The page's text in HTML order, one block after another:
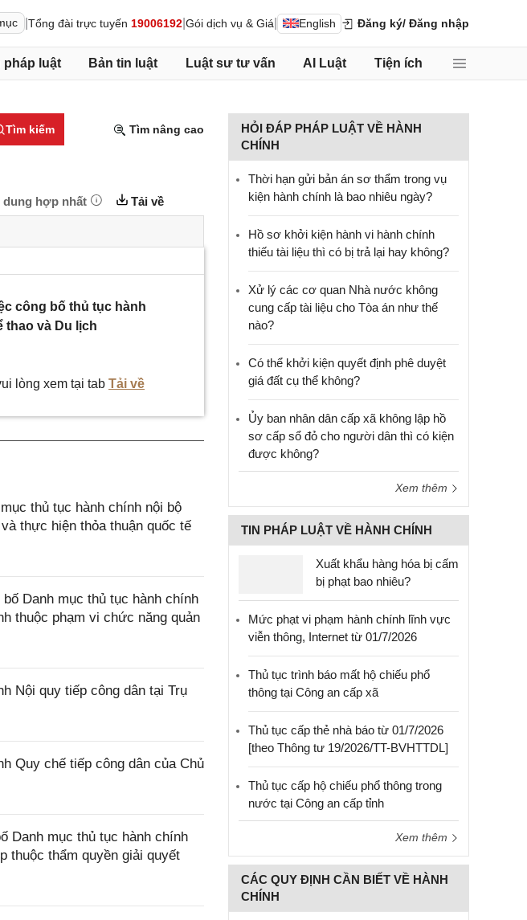
Tổng đài trực tuyến 19006192 Gói dịch vụ & Giá English Đăng ký/ Đăng nhập
pháp luật Bản tin luật Luật sư tư vấn AI Luật Tiện ích
Tìm kiếm Tìm nâng cao
dung hợp nhất Tải về
công bố thủ tục hành
thao và Du lịch
lòng xem tại tab Tải về
thủ tục hành chính nội bộ
thực hiện thỏa thuận quốc tế
Danh mục thủ tục hành chính
thuộc phạm vi chức năng quản
Nội quy tiếp công dân tại Trụ
Quy chế tiếp công dân của Chủ
Danh mục thủ tục hành chính
thuộc thẩm quyền giải quyết
HỎI ĐÁP PHÁP LUẬT VỀ HÀNH
CHÍNH
Thời hạn gửi bản án sơ thẩm trong vụ
kiện hành chính là bao nhiêu ngày?
Hồ sơ khởi kiện hành vi hành chính
thiếu tài liệu thì có bị trả lại hay không?
Xử lý các cơ quan Nhà nước không
cung cấp tài liệu cho Tòa án như thế
nào?
Có thể khởi kiện quyết định phê duyệt
giá đất cụ thể không?
Ủy ban nhân dân cấp xã không lập hồ
sơ cấp sổ đỏ cho người dân thì có kiện
được không?
Xem thêm
TIN PHÁP LUẬT VỀ HÀNH CHÍNH
Xuất khẩu hàng hóa bị cấm
bị phạt bao nhiêu?
Mức phạt vi phạm hành chính lĩnh vực
viễn thông, Internet từ 01/7/2026
Thủ tục trình báo mất hộ chiếu phổ
thông tại Công an cấp xã
Thủ tục cấp thẻ nhà báo từ 01/7/2026
[theo Thông tư 19/2026/TT-BVHTTDL]
Thủ tục cấp hộ chiếu phổ thông trong
nước tại Công an cấp tỉnh
Xem thêm
CÁC QUY ĐỊNH CẦN BIẾT VỀ HÀNH
CHÍNH